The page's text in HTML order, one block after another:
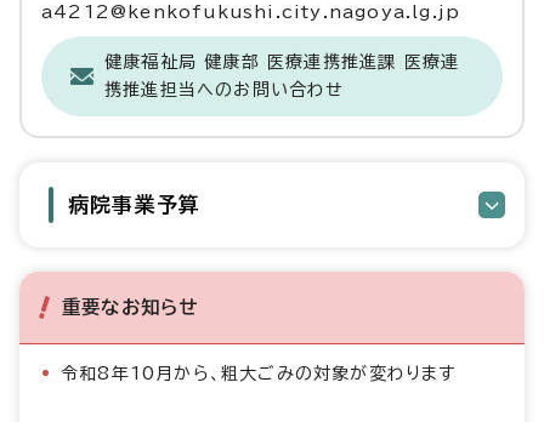
a4212@kenkofukushi.city.nagoya.lg.jp
健康福祉局 健康部 医療連携推進課 医療連
携推進担当へのお問い合わせ
病院事業予算
重要なお知らせ
令和8年10月から、粗大ごみの対象が変わります